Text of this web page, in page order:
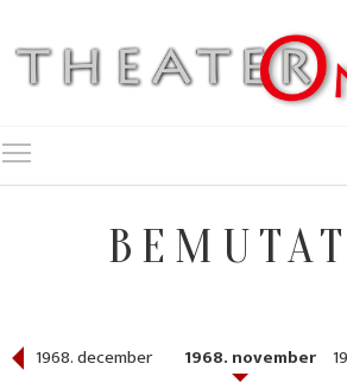
1968. december 1968. november